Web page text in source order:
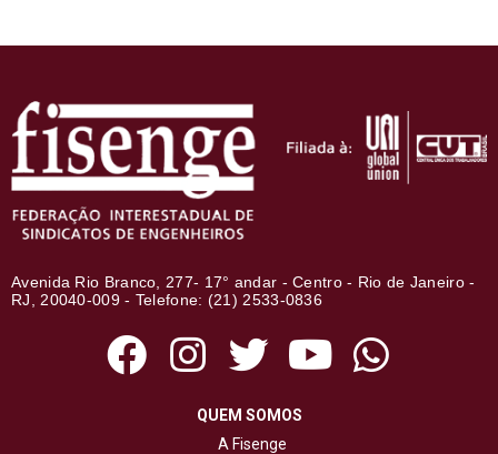
Avenida Rio Branco, 277- 17° andar - Centro - Rio de Janeiro -
RJ, 20040-009 - Telefone: (21) 2533-0836
QUEM SOMOS
A Fisenge